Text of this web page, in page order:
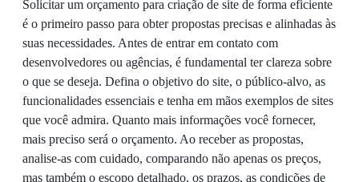
Solicitar um orçamento para criação de site de forma eficiente
é o primeiro passo para obter propostas precisas e alinhadas às
suas necessidades. Antes de entrar em contato com
desenvolvedores ou agências, é fundamental ter clareza sobre
o que se deseja. Defina o objetivo do site, o público-alvo, as
funcionalidades essenciais e tenha em mãos exemplos de sites
que você admira. Quanto mais informações você fornecer,
mais preciso será o orçamento. Ao receber as propostas,
analise-as com cuidado, comparando não apenas os preços,
mas também o escopo detalhado, os prazos, as condições de